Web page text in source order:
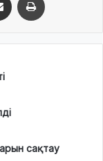
сақтау